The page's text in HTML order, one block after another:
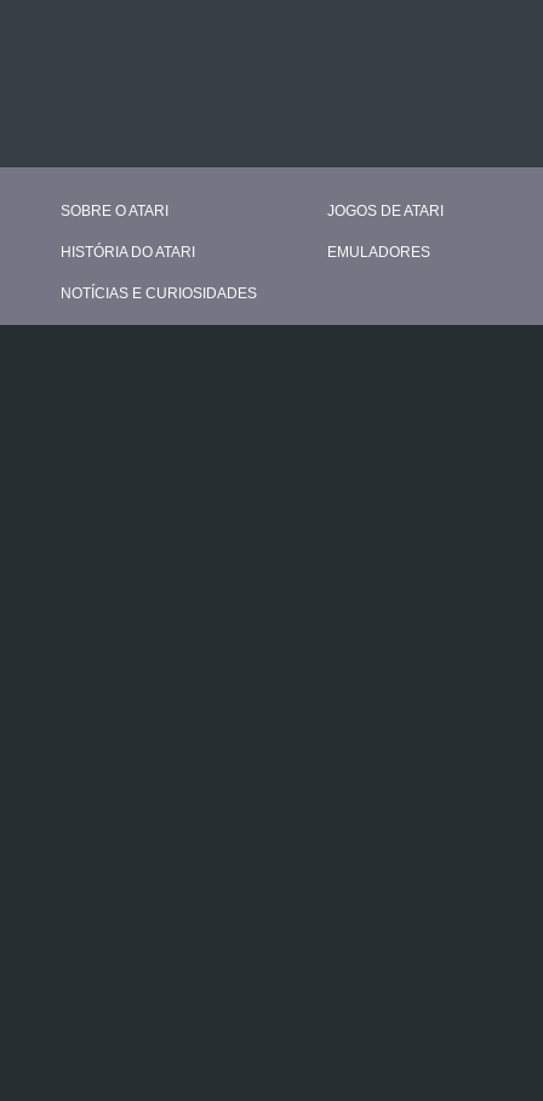
SOBRE O ATARI
HISTÓRIA DO ATARI
NOTÍCIAS E CURIOSIDADES
JOGOS DE ATARI
EMULADORES